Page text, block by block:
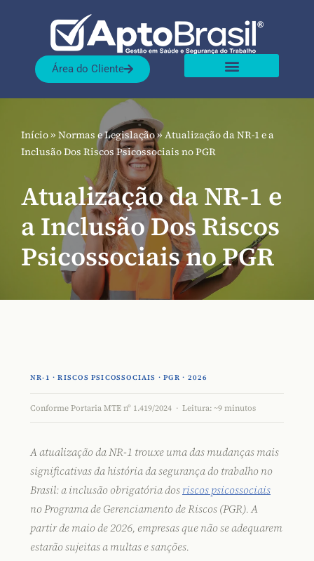
Área do Cliente
Início» Normas e Legislação» Atualização da NR-1 e a
Inclusão Dos Riscos Psicossociais no PGR
Atualização da NR-1 e
a Inclusão Dos Riscos
Psicossociais no PGR
NR-1 · RISCOS PSICOSSOCIAIS · PGR · 2026
Conforme Portaria MTE nº 1.419/2024 · Leitura: ~9 minutos
Aatualização da NR-1 trouxe uma das mudanças mais
significativas da história da segurança do trabalho no
Brasil: a inclusão obrigatória dosriscos psicossociais
no Programa de Gerenciamento de Riscos (PGR). A
partir de maio de 2026, empresas que não se adequarem
estarão sujeitas a multas e sanções.